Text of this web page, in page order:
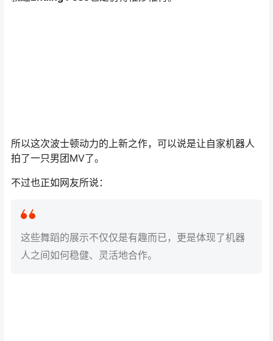
所以这次波士顿动力的上新之作，可以说是让自家机器人
拍了一只男团MV了。
不过也正如网友所说：
这些舞蹈的展示不仅仅是有趣而已，更是体现了机器
人之间如何稳健、灵活地合作。